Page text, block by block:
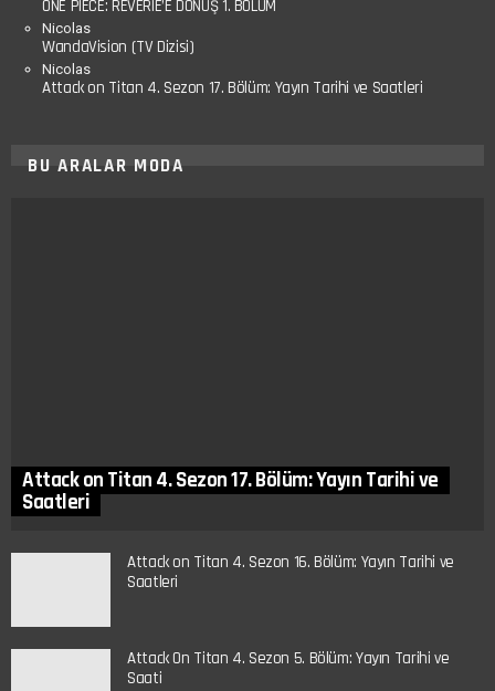
ONE PIECE: REVERIE’E DÖNÜŞ 1. BÖLÜM
Nicolas
WandaVision (TV Dizisi)
Nicolas
Attack on Titan 4. Sezon 17. Bölüm: Yayın Tarihi ve Saatleri
BU ARALAR MODA
Attack on Titan 4. Sezon 17. Bölüm: Yayın Tarihi ve
Saatleri
Attack on Titan 4. Sezon 16. Bölüm: Yayın Tarihi ve
Saatleri
Attack On Titan 4. Sezon 5. Bölüm: Yayın Tarihi ve
Saati